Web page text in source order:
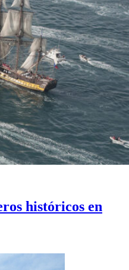
históricos en